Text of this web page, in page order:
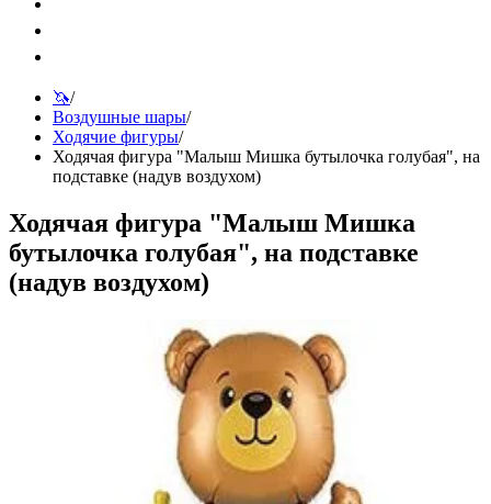
🦄/
Воздушные шары/
Ходячие фигуры/
Ходячая фигура "Малыш Мишка бутылочка голубая", на
подставке (надув воздухом)
Ходячая фигура "Малыш Мишка
бутылочка голубая", на подставке
(надув воздухом)